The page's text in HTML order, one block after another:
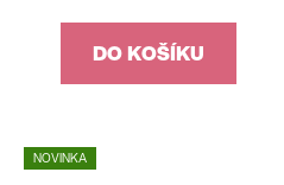
DO KOŠÍKU
NOVINKA